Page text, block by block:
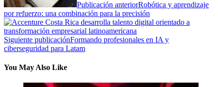
Publicación anteriorRobótica y aprendizaje
por refuerzo: una combinación para la precisión
Siguiente publicaciónFormando profesionales en IA y
ciberseguridad para Latam
You May Also Like